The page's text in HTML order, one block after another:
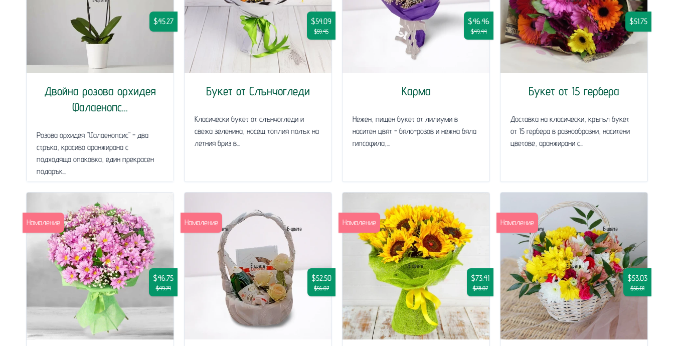
Двойна розова орхидея
Фалаенопс...
$45.27
Розова орхидея "Фалаенопсис" - два
стръка, красиво аранжирана с
подходяща опаковка, един прекрасен
подарък...
Букет от Слънчогледи
$54.09
$59.45
Класически букет от слънчогледи и
свежа зеленина, носещ топлия полъх на
летния бриз в...
Карма
$46.46
$49.44
Нежен, пищен букет от лилиуми в
наситен цвят - бяло-розов и нежна бяла
гипсофила,...
Букет от 15 гербера
$51.75
Доставка на класически, кръгъл букет
от 15 гербера в разнообразни, наситени
цветове, аранжирани с...
$46.75
$49.74
Намаление
$52.50
$56.07
Намаление
$73.41
$78.07
Намаление
$53.03
$56.01
Намаление